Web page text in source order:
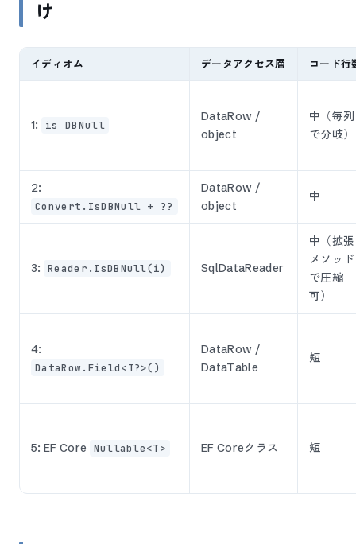
け
イディオム データアクセス層 コード行
1: is DBNull
DataRow /
object
中（毎列
で分岐）
2:
Convert.IsDBNull + ??
DataRow /
object
中
3: Reader.IsDBNull(i) SqlDataReader
中（拡張
メソッド
で圧縮
可）
4:
DataRow.Field<T?>()
DataRow /
DataTable
短
5: EF Core Nullable<T> EF Coreクラス 短